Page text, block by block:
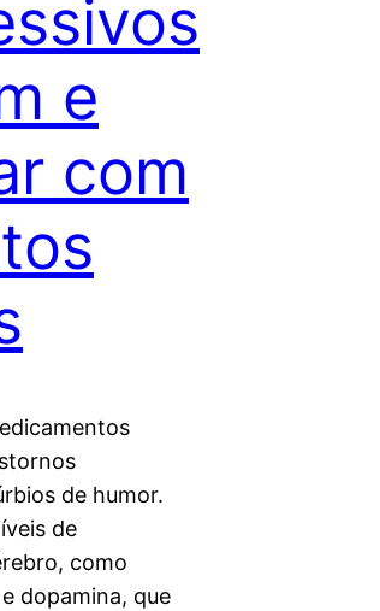
e
com
de humor.
de
como
dopamina, que